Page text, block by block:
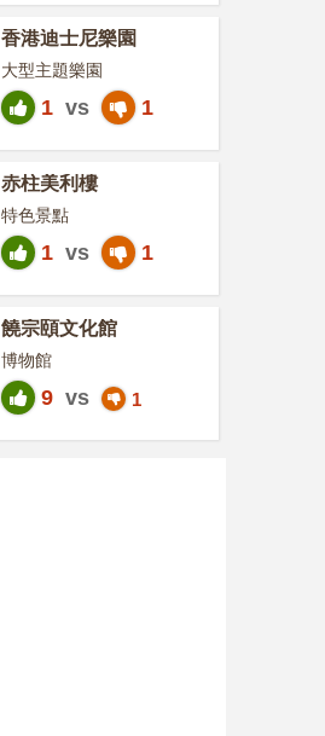
香港迪士尼樂園
大型主題樂園
1 vs 1
赤柱美利樓
特色景點
1 vs 1
饒宗頤文化館
博物館
9 vs 1